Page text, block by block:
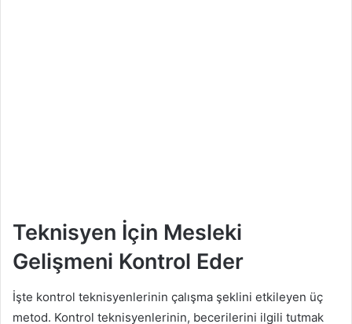
Teknisyen İçin Mesleki
Gelişmeni Kontrol Eder
İşte kontrol teknisyenlerinin çalışma şeklini etkileyen üç
metod. Kontrol teknisyenlerinin, becerilerini ilgili tutmak